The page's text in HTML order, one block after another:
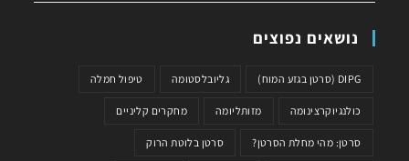
נושאים נפוצים
DIPG (סרטן בגזע המוח) גליובלסטומה טיפול חמלה
כולנגיוקרצינומה מזותליומה מחקרים קליניים
סרטן: מהי מחלת הסרטן? סרטן בלוטת הרוק